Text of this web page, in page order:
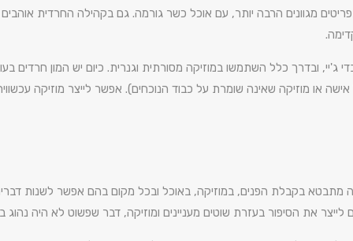
מגוונים הרבה יותר, עם אוכל כשר גורמה. גם בקהילה החרדית
ובדרך כלל השתמשו במוזיקה מסורתית וגנרית. כיום יש המון חרדים
או מוזיקה שאינה שומרת על כבוד הנוכחים). אפשר לייצר מוזיקה
מתבטא בקבלת הפנים, במוזיקה, באוכל ובכל מקום בהם אפשר לשנות
לייצר את הסיפור בעזרת שוטים מעניינים ומוזיקה, דבר שפשוט לא היה נהוג